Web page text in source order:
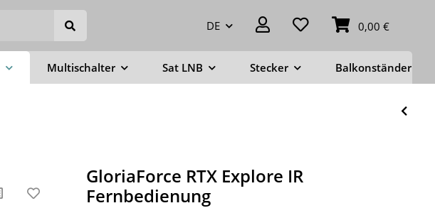
DE 0,00 €
Multischalter Sat LNB Stecker Balkonständer
GloriaForce RTX Explore IR
Fernbedienung